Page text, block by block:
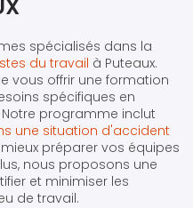
spécialisés dans la
du travail à Puteaux.
vous offrir une formation
spécifiques en
programme inclut
une situation d'accident
préparer vos équipes
nous proposons une
et minimiser les
de travail.